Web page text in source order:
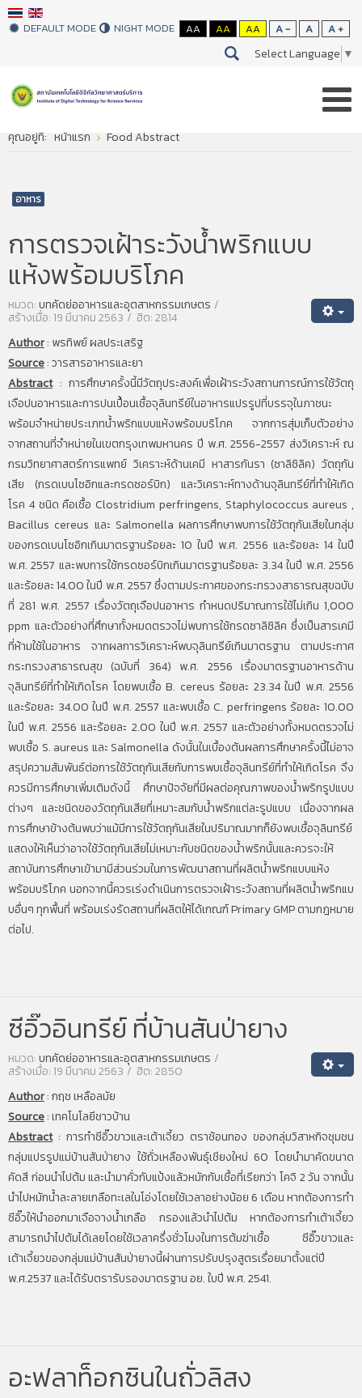
DEFAULT MODE NIGHT MODE AA AA AA A - A A +
Select Language ▼
คุณอยู่ที่: หน้าแรก Food Abstract
อาหาร
การตรวจเฝ้าระวังน้ำพริกแบบ
แห้งพร้อมบริโภค
หมวด:บทคัดย่ออาหารและอุตสาหกรรมเกษตร
สร้างเมื่อ: 19 มีนาคม 2563
ฮิต: 2814
Author: พรทิพย์ ผลประเสริฐ
Source:วารสารอาหารและยา
Abstract: การศึกษาครั้งนี้มีวัตถุประสงค์เพื่อเฝ้าระวังสถานการณ์การใช้วัตถุ
เจือปนอาหารและการปนเปื้อนเชื้อจุลินทรีย์ในอาหารแปรรูปที่บรรจุในภาชนะ
พร้อมจำหน่ายประเภทน้ำพริกแบบแห้งพร้อมบริโภค จากการสุ่มเก็บตัวอย่าง
จากสถานที่จำหน่ายในเขตกรุงเทพมหานคร ปี พ.ศ. 2556-2557 ส่งวิเคราะห์ ณ
กรมวิทยาศาสตร์การแพทย์ วิเคราะห์ด้านเคมี หาสารกันรา (ซาลิซิลิค) วัตถุกัน
เสีย (กรดเบนโซอิกและกรดซอร์บิก) และวิเคราะห์ทางด้านจุลินทรีย์ที่ทำให้เกิด
โรค 4 ชนิด คือเชื้อ Clostridium perfringens, Staphylococcus aureus ,
Bacillus cereus และ Salmonella ผลการศึกษาพบการใช้วัตถุกันเสียในกลุ่ม
ของกรดเบนโซอิกเกินมาตรฐานร้อยละ 10 ในปี พ.ศ. 2556 และร้อยละ 14 ในปี
พ.ศ. 2557 และพบการใช้กรดซอร์บิกเกินมาตรฐานร้อยละ 3.34 ในปี พ.ศ. 2556
และร้อยละ 14.00 ในปี พ.ศ. 2557 ซึ่งตามประกาศของกระทรวงสาธารณสุขฉบับ
ที่ 281 พ.ศ. 2557 เรื่องวัตถุเจือปนอาหาร กำหนดปริมาณการใช้ไม่เกิน 1,000
ppm และตัวอย่างที่ศึกษาทั้งหมดตรวจไม่พบการใช้กรดซาลิซิลิค ซึ่งเป็นสารเคมี
ที่ห้ามใช้ในอาหาร จากผลการวิเคราะห์พบจุลินทรีย์เกินมาตรฐาน ตามประกาศ
กระทรวงสาธารณสุข (ฉบับที่ 364) พ.ศ. 2556 เรื่องมาตรฐานอาหารด้าน
จุลินทรีย์ที่ทำให้เกิดโรค โดยพบเชื้อ B. cereus ร้อยละ 23.34 ในปี พ.ศ. 2556
และร้อยละ 34.00 ในปี พ.ศ. 2557 และพบเชื้อ C. perfringens ร้อยละ 10.00
ในปี พ.ศ. 2556 และร้อยละ 2.00 ในปี พ.ศ. 2557 และตัวอย่างทั้งหมดตรวจไม่
พบเชื้อ S. aureus และ Salmonella ดังนั้นในเบื้องต้นผลการศึกษาครั้งนี้ไม่อาจ
สรุปความสัมพันธ์ต่อการใช้วัตถุกันเสียกับการพบเชื้อจุลินทรีย์ที่ทำให้เกิดโรค จึง
ควรมีการศึกษาเพิ่มเติมดังนี้ ศึกษาปัจจัยที่มีผลต่อคุณภาพของน้ำพริกรูปแบบ
ต่างๆ และชนิดของวัตถุกันเสียที่เหมาะสมกับน้ำพริกแต่ละรูปแบบ เนื่องจากผล
การศึกษาข้างต้นพบว่าแม้มีการใช้วัตถุกันเสียในปริมาณมากก็ยังพบเชื้อจุลินทรีย์
แสดงให้เห็นว่าอาจใช้วัตถุกันเสียไม่เหมาะกับชนิดของน้ำพริกนั้นและควรจะให้
สถาบันการศึกษาเข้ามามีส่วนร่วมในการพัฒนาสถานที่ผลิตน้ำพริกแบบแห้ง
พร้อมบริโภค นอกจากนี้ควรเร่งดำเนินการตรวจเฝ้าระวังสถานที่ผลิตน้ำพริกแบ
บอื่นๆ ทุกพื้นที่ พร้อมเร่งรัดสถานที่ผลิตให้ได้เกณฑ์ Primary GMP ตามกฎหมาย
ต่อไป.
ซีอิ๊วอินทรีย์ ที่บ้านสันป่ายาง
หมวด:บทคัดย่ออาหารและอุตสาหกรรมเกษตร
สร้างเมื่อ: 19 มีนาคม 2563
ฮิต: 2850
Author:กฤช เหลือลมัย
Source:เทคโนโลยีชาวบ้าน
Abstract: การทำซีอิ๊วขาวและเต้าเจี้ยว ตราช้อนทอง ของกลุ่มวิสาหกิจชุมชน
กลุ่มแปรรูปแม่บ้านสันป่ายาง ใช้ถั่วเหลืองพันธุ์เชียงใหม่ 60 โดยนำมาคัดขนาด
คัดสี ก่อนนำไปต้ม และนำมาคั่วกับแป้งแล้วหมักกับเชื้อที่เรียกว่า โคจิ 2 วัน จากนั้น
นำไปหมักน้ำละลายเกลือทะเลในโอ่งโดยใช้เวลาอย่างน้อย 6 เดือน หากต้องการทำ
ซีอิ๊วให้นำออกมาเจือจางน้ำเกลือ กรองแล้วนำไปต้ม หากต้องการทำเต้าเจี้ยว
สามารถนำไปต้มได้เลยโดยใช้เวลาครึ่งชั่วโมงในการต้มฆ่าเชื้อ ซีอิ๊วขาวและ
เต้าเจี้ยวของกลุ่มแม่บ้านสันป่ายางนี้ผ่านการปรับปรุงสูตรเรื่อยมาตั้งแต่ปี
พ.ศ.2537 และได้รับตรารับรองมาตรฐาน อย. ใบปี พ.ศ. 2541.
อะฟลาท็อกซินในถั่วลิสง